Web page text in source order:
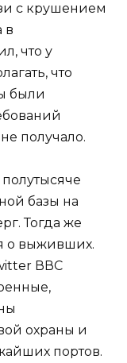
с крушением
в
что у
что
были
получало.
базы на
Тогда же
о выживших.
ВВС
охраны и
портов.